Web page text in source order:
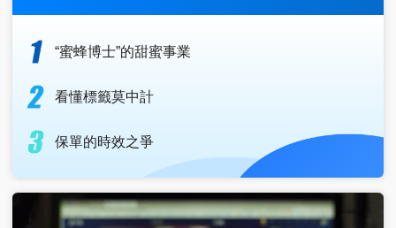
“蜜蜂博士”的甜蜜事業
看懂標籤莫中計
保單的時效之爭